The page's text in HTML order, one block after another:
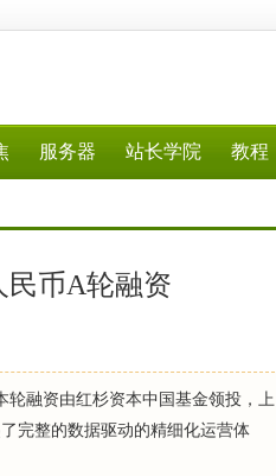
服务器 站长学院 教程
民币A轮融资
轮融资由红杉资本中国基金领投，上
完整的数据驱动的精细化运营体